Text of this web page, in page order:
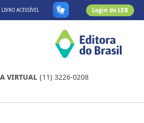
LIVRO ACESSÍVEL Login do LEB
VIRTUAL (11) 3226-0208